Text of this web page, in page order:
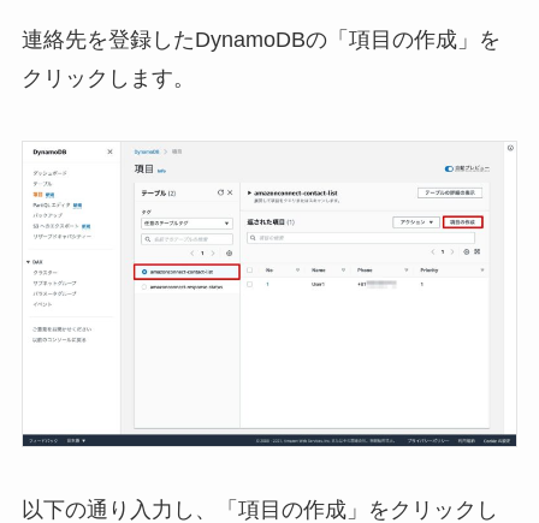
連絡先を登録したDynamoDBの「項目の作成」を
クリックします。
以下の通り入力し、「項目の作成」をクリックし